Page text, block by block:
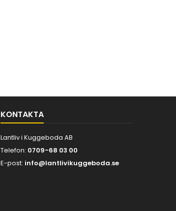
KONTAKTA
Lantliv i Kuggeboda AB
Telefon: 0709-68 03 00
E-post: info@lantlivikuggeboda.se